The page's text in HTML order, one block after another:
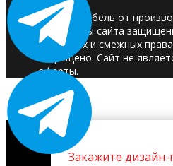
© 2025. Мебель от
Материалы сайта
авторских и смежных
запрещено. Сайт не
оферты.
Закажите дизайн-